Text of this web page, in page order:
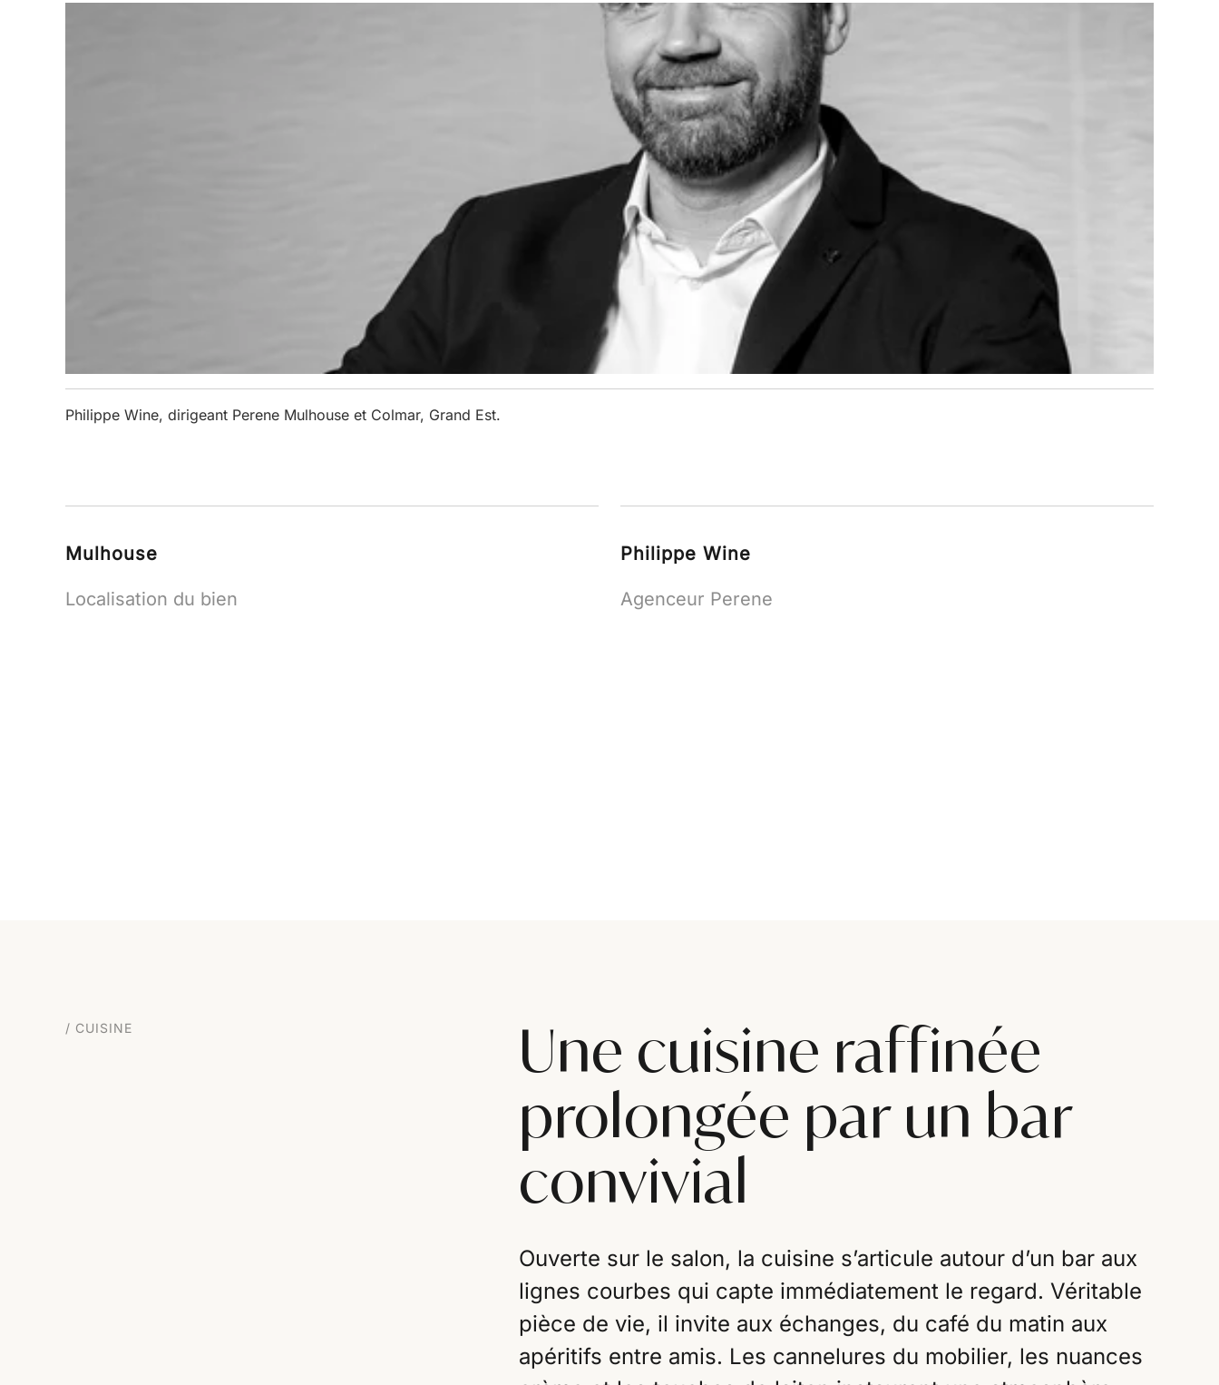
Philippe Wine, dirigeant Perene Mulhouse et Colmar, Grand Est.
Mulhouse
Localisation du bien
Philippe Wine
Agenceur Perene
CUISINE
Une cuisine raffinée
prolongée par un bar
convivial
Ouverte sur le salon, la cuisine s’articule autour d’un bar aux
lignes courbes qui capte immédiatement le regard. Véritable
pièce de vie, il invite aux échanges, du café du matin aux
apéritifs entre amis. Les cannelures du mobilier, les nuances